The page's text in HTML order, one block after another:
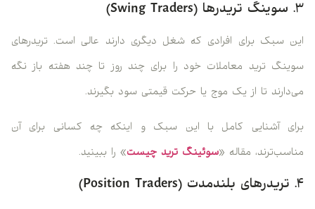
۳. سوینگ تریدرها (Swing Traders)
این سبک برای افرادی که شغل دیگری دارند عالی است. تریدرهای
سوینگ ترید معاملات خود را برای چند روز تا چند هفته باز نگه
می‌دارند تا از یک موج یا حرکت قیمتی سود بگیرند.
برای آشنایی کامل با این سبک و اینکه چه کسانی برای آن
مناسب‌ترند، مقاله «سوئینگ ترید چیست» را ببینید.
۴. تریدرهای بلندمدت (Position Traders)